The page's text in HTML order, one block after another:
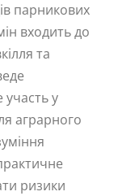
парникових
входить до
та
участь у
аграрного
ризики